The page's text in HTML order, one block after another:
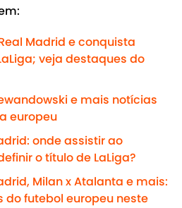
Madrid e conquista
veja destaques do
e mais notícias
europeu
onde assistir ao
o título de LaLiga?
Milan x Atalanta e mais:
do futebol europeu neste